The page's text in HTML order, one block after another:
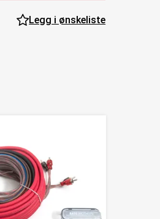
Legg i ønskeliste